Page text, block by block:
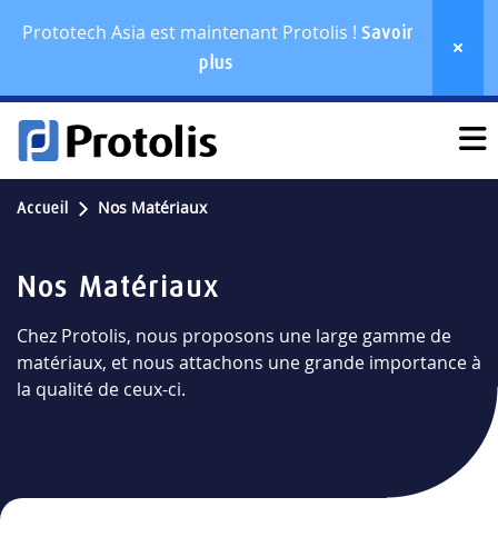
Accueil Nos Matériaux
Nos Matériaux
Chez Protolis, nous proposons une large gamme de
matériaux, et nous attachons une grande importance à
la qualité de ceux-ci.
Prototech Asia est maintenant Protolis ! Savoir
plus